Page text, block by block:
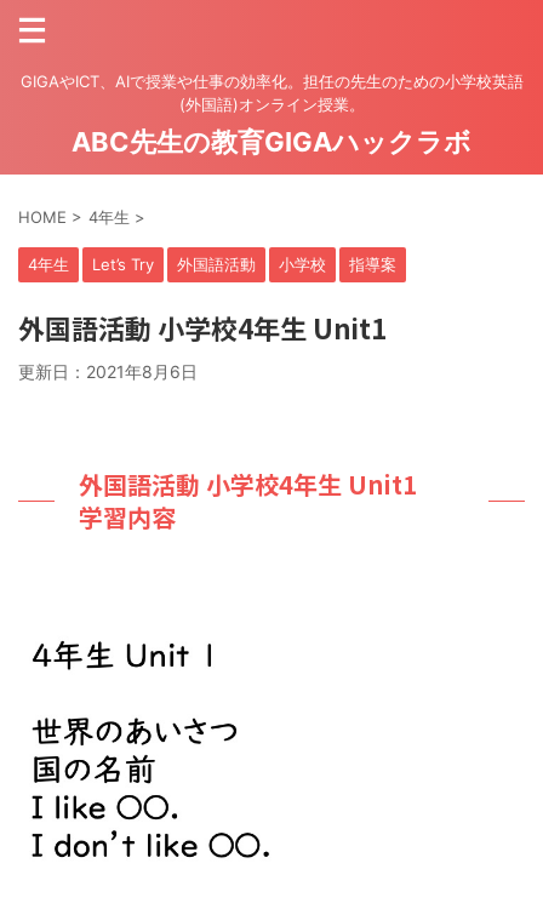
GIGAやICT、AIで授業や仕事の効率化。担任の先生のための小学校英語
(外国語)オンライン授業。
ABC先生の教育GIGAハックラボ
HOME > 4年生 >
4年生 Let’s Try 外国語活動 小学校 指導案
外国語活動 小学校4年生 Unit1
更新日： 2021年8月6日
外国語活動 小学校4年生 Unit1
学習内容